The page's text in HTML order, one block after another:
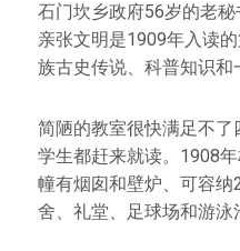
石门坎乡政府56岁的老
亲张文明是1909年入读
族古史传说、科普知识和
简陋的教室很快满足不
学生都赶来就读。1908
幢有烟囱和壁炉、可容
舍、礼堂、足球场和游泳